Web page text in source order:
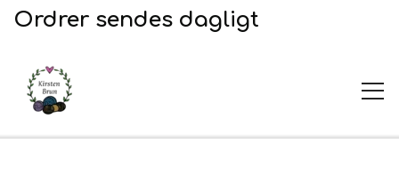
Ordrer sendes dagligt